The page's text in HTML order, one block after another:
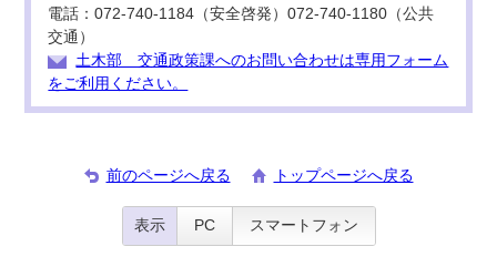
電話：072-740-1184（安全啓発）072-740-1180（公共
交通）
土木部 交通政策課へのお問い合わせは専用フォーム
をご利用ください。
前のページへ戻る トップページへ戻る
表示 PC スマートフォン